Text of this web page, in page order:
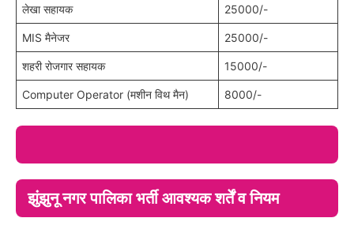
लेखा सहायक 25000/-
MIS मैनेजर 25000/-
शहरी रोजगार सहायक 15000/-
Computer Operator (मशीन विथ मैन) 8000/-
झुंझुनू नगर पालिका भर्ती आवश्यक शर्तें व नियम